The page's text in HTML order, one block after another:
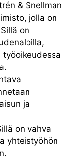
& Snellman
jolla on
on
työoikeudessa
ja
on vahva
yhteistyöhön